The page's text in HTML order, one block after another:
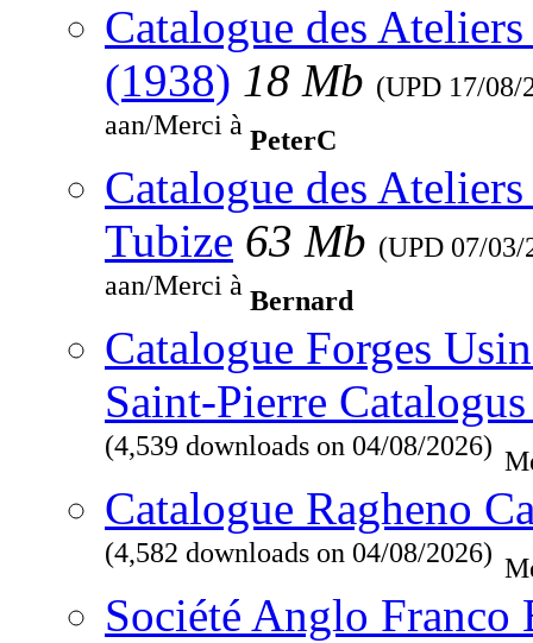
Catalogue des
(1938) 18 Mb (UPD 17/08/
aan/Merci à PeterC
Catalogue des
Tubize 63 Mb (UPD 07/03/
aan/Merci à Bernard
Catalogue Forges
Saint-Pierre
(4,539 downloads on 04/08/2026)
Catalogue Ragheno
(4,582 downloads on 04/08/2026)
Société Anglo